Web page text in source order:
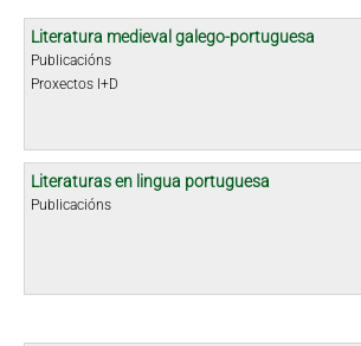
Literatura medieval galego-portuguesa
Publicacións
Proxectos I+D
Literaturas en lingua portuguesa
Publicacións